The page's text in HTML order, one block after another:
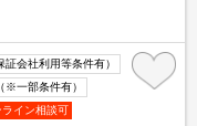
会社利用等条件有）
※一部条件有）
イン相談可